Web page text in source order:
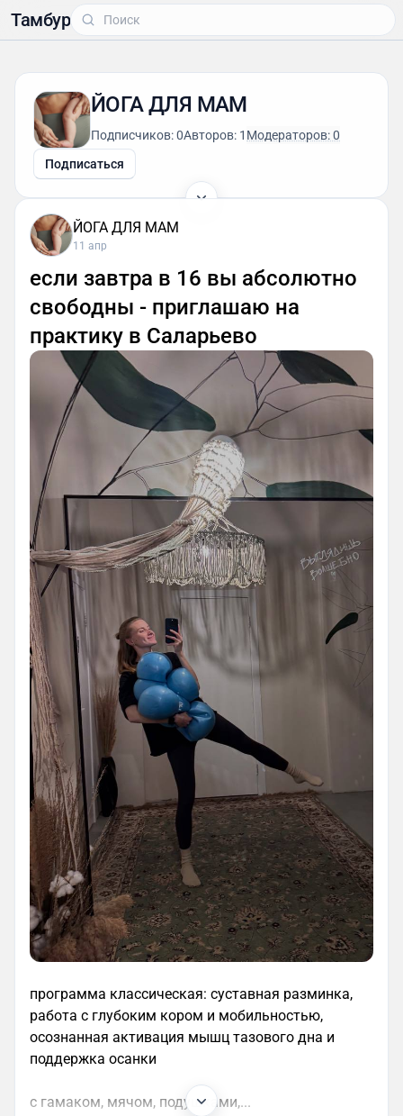
Тамбур
ЙОГА ДЛЯ МАМ
Подписчиков: 0Авторов: 1 Модераторов: 0
Подписаться
ЙОГА ДЛЯ МАМ
11 апр
если завтра в 16 вы абсолютно
свободны - приглашаю на
практику в Саларьево
программа классическая: суставная разминка,
работа с глубоким кором и мобильностью,
осознанная активация мышц тазового дна и
поддержка осанки
с гамаком, мячом, подушками,...